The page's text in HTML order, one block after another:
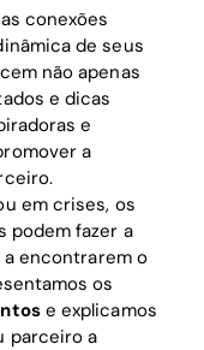
conexões
de seus
não apenas
e dicas
e
a
em crises, os
podem fazer a
encontrarem o
os
e explicamos
parceiro a